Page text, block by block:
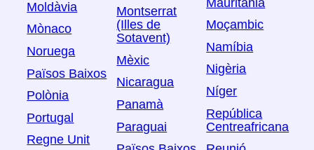
Moldàvia
Mònaco
Noruega
Països Baixos
Polònia
Portugal
Regne Unit
Montserrat
(Illes de
Sotavent)
Mèxic
Nicaragua
Panamà
Paraguai
Moçambic
Namíbia
Nigèria
Níger
República
Centreafricana